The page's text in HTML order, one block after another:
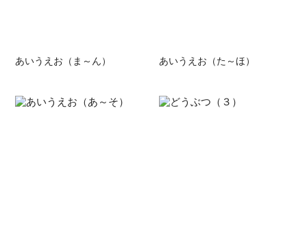
あいうえお（ま～ん） あいうえお（た～ほ）